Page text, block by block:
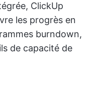
ClickUp
les progrès en
burndown,
de capacité de